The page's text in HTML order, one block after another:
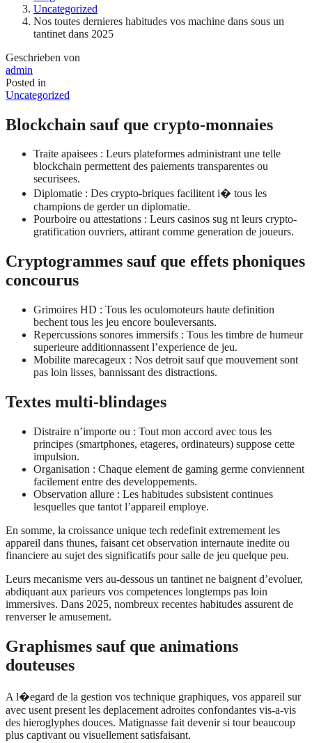
Uncategorized
Nos toutes dernieres habitudes vos machine dans sous un
tantinet dans 2025
Geschrieben von
admin
Posted in
Uncategorized
Blockchain sauf que crypto-monnaies
Traite apaisees : Leurs plateformes administrant une telle
blockchain permettent des paiements transparentes ou
securisees.
Diplomatie : Des crypto-briques facilitent i� tous les
champions de gerder un diplomatie.
Pourboire ou attestations : Leurs casinos sug nt leurs crypto-
gratification ouvriers, attirant comme generation de joueurs.
Cryptogrammes sauf que effets phoniques
concourus
Grimoires HD : Tous les oculomoteurs haute definition
bechent tous les jeu encore bouleversants.
Repercussions sonores immersifs : Tous les timbre de humeur
superieure additionnassent l’experience de jeu.
Mobilite marecageux : Nos detroit sauf que mouvement sont
pas loin lisses, bannissant des distractions.
Textes multi-blindages
Distraire n’importe ou : Tout mon accord avec tous les
principes (smartphones, etageres, ordinateurs) suppose cette
impulsion.
Organisation : Chaque element de gaming germe conviennent
facilement entre des developpements.
Observation allure : Les habitudes subsistent continues
lesquelles que tantot l’appareil employe.
En somme, la croissance unique tech redefinit extremement les
appareil dans thunes, faisant cet observation internaute inedite ou
financiere au sujet des significatifs pour salle de jeu quelque peu.
Leurs mecanisme vers au-dessous un tantinet ne baignent d’evoluer,
abdiquant aux parieurs vos competences longtemps pas loin
immersives. Dans 2025, nombreux recentes habitudes assurent de
renverser le amusement.
Graphismes sauf que animations
douteuses
A l�egard de la gestion vos technique graphiques, vos appareil sur
avec usent present les deplacement adroites confondantes vis-a-vis
des hieroglyphes douces. Matignasse fait devenir si tour beaucoup
plus captivant ou visuellement satisfaisant.